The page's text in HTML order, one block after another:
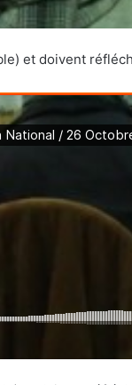
et doivent